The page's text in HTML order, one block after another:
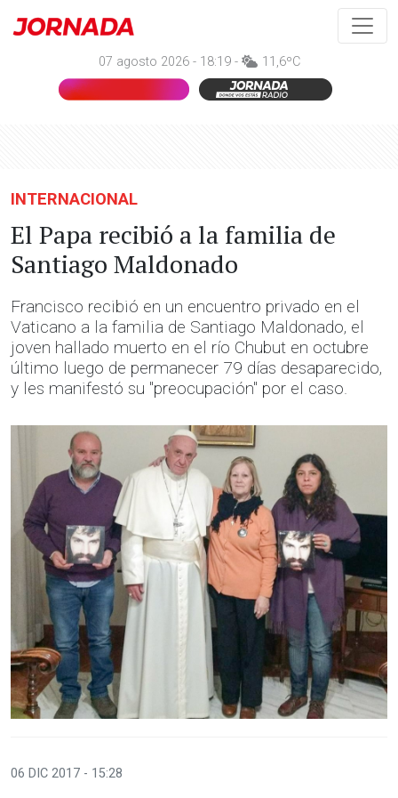
07 agosto 2026 - 18:19 - 11,6ºC
INTERNACIONAL
El Papa recibió a la familia de
Santiago Maldonado
Francisco recibió en un encuentro privado en el
Vaticano a la familia de Santiago Maldonado, el
joven hallado muerto en el río Chubut en octubre
último luego de permanecer 79 días desaparecido,
y les manifestó su "preocupación" por el caso.
06 DIC 2017 - 15:28